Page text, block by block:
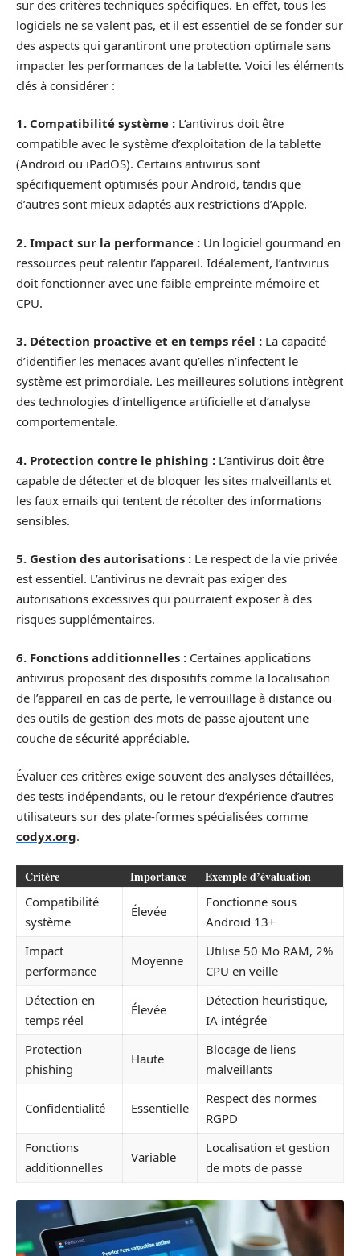
sur des critères techniques spécifiques. En effet, tous les
logiciels ne se valent pas, et il est essentiel de se fonder sur
des aspects qui garantiront une protection optimale sans
impacter les performances de la tablette. Voici les éléments
clés à considérer :
1. Compatibilité système : L’antivirus doit être
compatible avec le système d’exploitation de la tablette
(Android ou iPadOS). Certains antivirus sont
spécifiquement optimisés pour Android, tandis que
d’autres sont mieux adaptés aux restrictions d’Apple.
2. Impact sur la performance : Un logiciel gourmand en
ressources peut ralentir l’appareil. Idéalement, l’antivirus
doit fonctionner avec une faible empreinte mémoire et
CPU.
3. Détection proactive et en temps réel : La capacité
d’identifier les menaces avant qu’elles n’infectent le
système est primordiale. Les meilleures solutions intègrent
des technologies d’intelligence artificielle et d’analyse
comportementale.
4. Protection contre le phishing : L’antivirus doit être
capable de détecter et de bloquer les sites malveillants et
les faux emails qui tentent de récolter des informations
sensibles.
5. Gestion des autorisations : Le respect de la vie privée
est essentiel. L’antivirus ne devrait pas exiger des
autorisations excessives qui pourraient exposer à des
risques supplémentaires.
6. Fonctions additionnelles : Certaines applications
antivirus proposant des dispositifs comme la localisation
de l’appareil en cas de perte, le verrouillage à distance ou
des outils de gestion des mots de passe ajoutent une
couche de sécurité appréciable.
Évaluer ces critères exige souvent des analyses détaillées,
des tests indépendants, ou le retour d’expérience d’autres
utilisateurs sur des plate-formes spécialisées comme
codyx.org.
Critère Importance Exemple d’évaluation
Compatibilité
système
Élevée
Fonctionne sous
Android 13+
Impact
performance
Moyenne
Utilise 50 Mo RAM, 2%
CPU en veille
Détection en
temps réel
Élevée
Détection heuristique,
IA intégrée
Protection
phishing
Haute
Blocage de liens
malveillants
Confidentialité Essentielle
Respect des normes
RGPD
Fonctions
additionnelles
Variable
Localisation et gestion
de mots de passe